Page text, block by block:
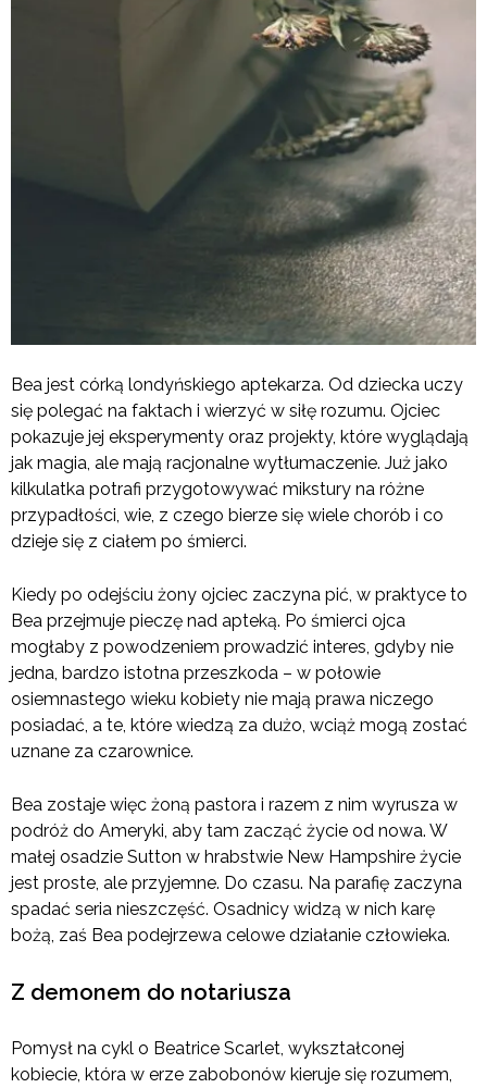
Bea jest córką londyńskiego aptekarza. Od dziecka uczy
się polegać na faktach i wierzyć w siłę rozumu. Ojciec
pokazuje jej eksperymenty oraz projekty, które wyglądają
jak magia, ale mają racjonalne wytłumaczenie. Już jako
kilkulatka potrafi przygotowywać mikstury na różne
przypadłości, wie, z czego bierze się wiele chorób i co
dzieje się z ciałem po śmierci.
Kiedy po odejściu żony ojciec zaczyna pić, w praktyce to
Bea przejmuje pieczę nad apteką. Po śmierci ojca
mogłaby z powodzeniem prowadzić interes, gdyby nie
jedna, bardzo istotna przeszkoda – w połowie
osiemnastego wieku kobiety nie mają prawa niczego
posiadać, a te, które wiedzą za dużo, wciąż mogą zostać
uznane za czarownice.
Bea zostaje więc żoną pastora i razem z nim wyrusza w
podróż do Ameryki, aby tam zacząć życie od nowa. W
małej osadzie Sutton w hrabstwie New Hampshire życie
jest proste, ale przyjemne. Do czasu. Na parafię zaczyna
spadać seria nieszczęść. Osadnicy widzą w nich karę
bożą, zaś Bea podejrzewa celowe działanie człowieka.
Z demonem do notariusza
Pomysł na cykl o Beatrice Scarlet, wykształconej
kobiecie, która w erze zabobonów kieruje się rozumem,